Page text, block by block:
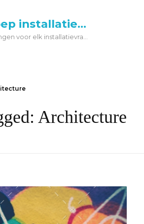
Thermgroep installatietechniek
Duurzame oplossingen voor elk installatievraagstuk. De Thermgroep is dè technische partner voor energiebesparende klimaat en warmtepomp-oplossingen.
Architecture